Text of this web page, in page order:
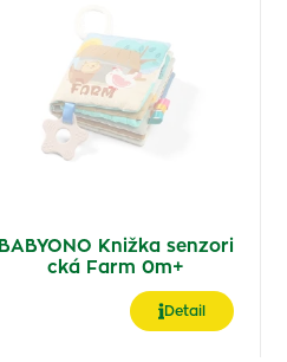
BABYONO Knižka senzori
cká Farm 0m+
Detail